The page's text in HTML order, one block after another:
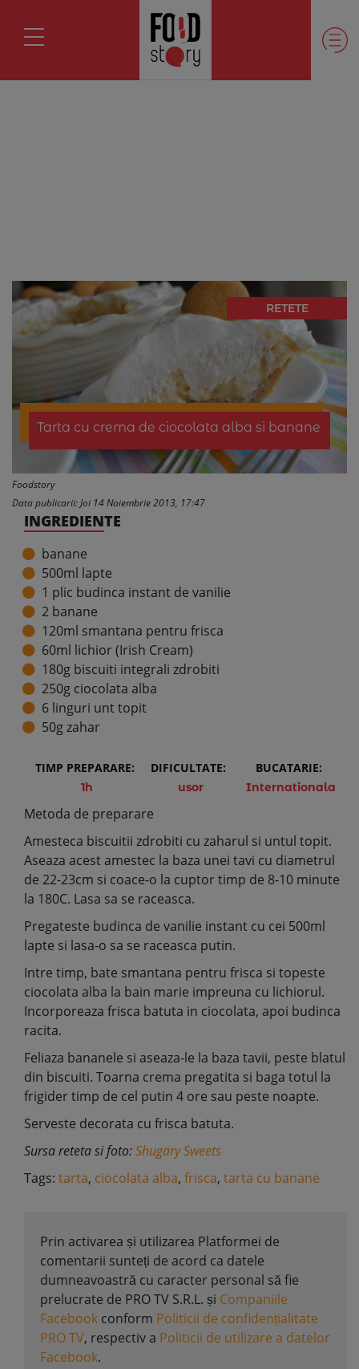
RETETE
Tarta cu crema de ciocolata alba si banane
Foodstory
Data publicarii: Joi 14 Noiembrie 2013, 17:47
TIMP PREPARARE:
1h
DIFICULTATE:
usor
BUCATARIE:
Internationala
Metoda de preparare
Amesteca biscuitii zdrobiti cu zaharul si untul topit.
Aseaza acest amestec la baza unei tavi cu diametrul
de 22-23cm si coace-o la cuptor timp de 8-10 minute
la 180C. Lasa sa se raceasca.
Pregateste budinca de vanilie instant cu cei 500ml
lapte si lasa-o sa se raceasca putin.
Intre timp, bate smantana pentru frisca si topeste
ciocolata alba la bain marie impreuna cu lichiorul.
Incorporeaza frisca batuta in ciocolata, apoi budinca
racita.
Feliaza bananele si aseaza-le la baza tavii, peste blatul
din biscuiti. Toarna crema pregatita si baga totul la
frigider timp de cel putin 4 ore sau peste noapte.
Serveste decorata cu frisca batuta.
Sursa reteta si foto:Shugary Sweets
Tags: tarta, ciocolata alba, frisca, tarta cu banane
Prin activarea și utilizarea Platformei de
comentarii sunteți de acord ca datele
dumneavoastră cu caracter personal să fie
prelucrate de PRO TV S.R.L. și Companiile
Facebook conform Politicii de confidențialitate
PRO TV, respectiv a Politicii de utilizare a datelor
Facebook.
INGREDIENTE
banane
500ml lapte
1 plic budinca instant de vanilie
2 banane
120ml smantana pentru frisca
60ml lichior (Irish Cream)
180g biscuiti integrali zdrobiti
250g ciocolata alba
6 linguri unt topit
50g zahar